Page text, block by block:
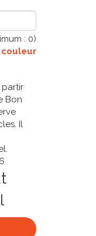
: 0)
partir
Bon
Il